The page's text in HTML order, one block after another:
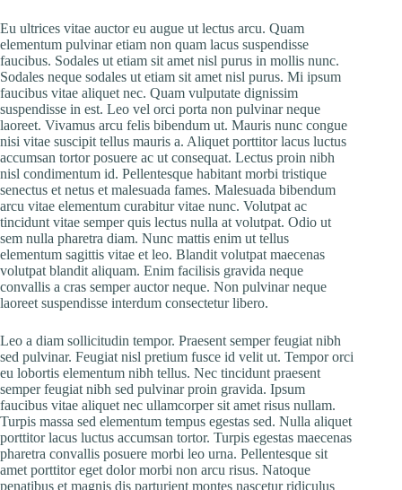
Eu ultrices vitae auctor eu augue ut lectus arcu. Quam
elementum pulvinar etiam non quam lacus suspendisse
faucibus. Sodales ut etiam sit amet nisl purus in mollis nunc.
Sodales neque sodales ut etiam sit amet nisl purus. Mi ipsum
faucibus vitae aliquet nec. Quam vulputate dignissim
suspendisse in est. Leo vel orci porta non pulvinar neque
laoreet. Vivamus arcu felis bibendum ut. Mauris nunc congue
nisi vitae suscipit tellus mauris a. Aliquet porttitor lacus luctus
accumsan tortor posuere ac ut consequat. Lectus proin nibh
nisl condimentum id. Pellentesque habitant morbi tristique
senectus et netus et malesuada fames. Malesuada bibendum
arcu vitae elementum curabitur vitae nunc. Volutpat ac
tincidunt vitae semper quis lectus nulla at volutpat. Odio ut
sem nulla pharetra diam. Nunc mattis enim ut tellus
elementum sagittis vitae et leo. Blandit volutpat maecenas
volutpat blandit aliquam. Enim facilisis gravida neque
convallis a cras semper auctor neque. Non pulvinar neque
laoreet suspendisse interdum consectetur libero.
Leo a diam sollicitudin tempor. Praesent semper feugiat nibh
sed pulvinar. Feugiat nisl pretium fusce id velit ut. Tempor orci
eu lobortis elementum nibh tellus. Nec tincidunt praesent
semper feugiat nibh sed pulvinar proin gravida. Ipsum
faucibus vitae aliquet nec ullamcorper sit amet risus nullam.
Turpis massa sed elementum tempus egestas sed. Nulla aliquet
porttitor lacus luctus accumsan tortor. Turpis egestas maecenas
pharetra convallis posuere morbi leo urna. Pellentesque sit
amet porttitor eget dolor morbi non arcu risus. Natoque
penatibus et magnis dis parturient montes nascetur ridiculus